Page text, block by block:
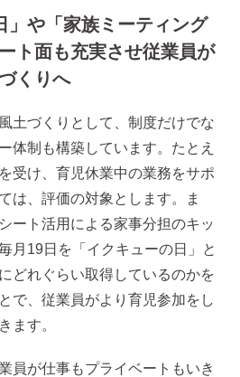
」や「家族ミーティング
ト面も充実させ従業員が
くりへ
土づくりとして、制度だけでな
体制も構築しています。たとえ
受け、育児休業中の業務をサポ
は、評価の対象とします。ま
ート活用による家事分担のキッ
月19日を「イクキューの日」と
どれぐらい取得しているのかを
で、従業員がより育児参加をし
ます。
員が仕事もプライベートもいき